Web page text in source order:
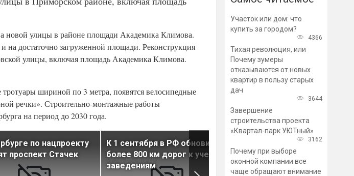
новой улицы в районе площади Академика Климова.
на достаточно загруженной площади. Реконструкция
улицы, включая площадь Академика Климова.
тротуары шириной по 3 метра, появятся велосипедные
речки». Строительно-монтажные работы
на период до 2030 года.
по нацпроекту
проспект Стачек
К 1 сентября в РФ обновили
более 800 км дорог к учебным
заведениям
Беглов: Готовность станции
метро «Юго-Западная»
достигла 90%
Участок или дом: что
купить за городом?
4366
Тихая революция, или
Почему зумеры
отказываются от новых
квартир в пользу старых
дач
3644
Завершение
строительства проекта
«Квартал-парк УЮТный»
3162
Почему при выборе
оконной компании все
чаще обращают внимание